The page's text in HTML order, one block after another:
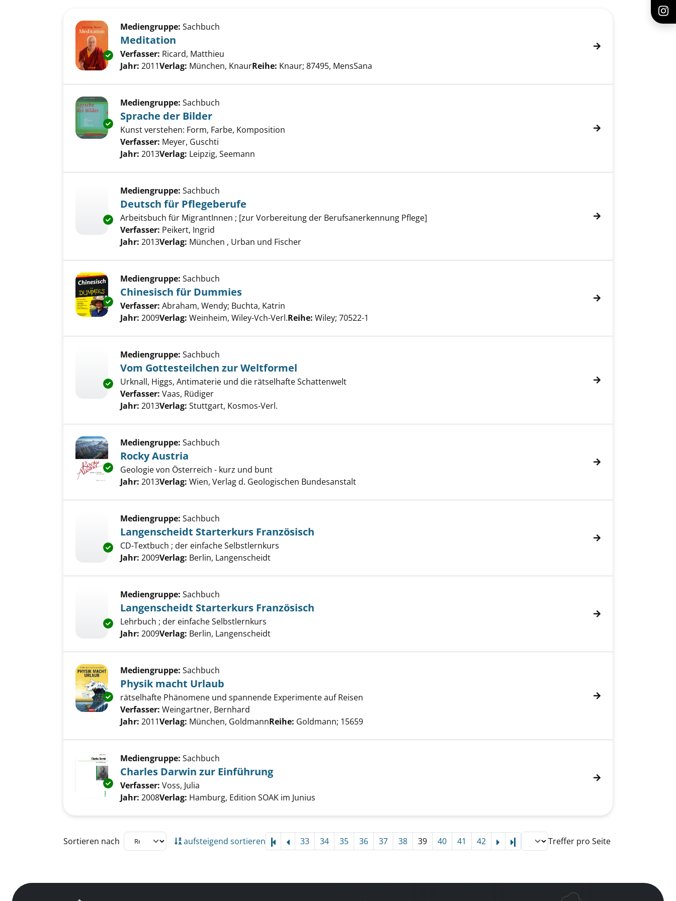
Exemplar-Details von Meditation anzeigen
Mediengruppe: Sachbuch
Meditation
Verfasser: Ricard, Matthieu
Jahr: 2011Verlag: München, KnaurReihe: Knaur; 87495, MensSana
Exemplar-Details von Sprache der Bilder anzeigen
Mediengruppe: Sachbuch
Sprache der Bilder
Kunst verstehen: Form, Farbe, Komposition
Verfasser: Meyer, Guschti
Jahr: 2013Verlag: Leipzig, Seemann
Exemplar-Details von Deutsch für Pflegeberufe anzeigen
Mediengruppe: Sachbuch
Deutsch für Pflegeberufe
Arbeitsbuch für MigrantInnen ; [zur Vorbereitung der Berufsanerkennung Pflege]
Verfasser: Peikert, Ingrid
Jahr: 2013Verlag: München , Urban und Fischer
Exemplar-Details von Chinesisch für Dummies anzeigen
Mediengruppe: Sachbuch
Chinesisch für Dummies
Verfasser: Abraham, Wendy; Buchta, Katrin
Jahr: 2009Verlag: Weinheim, Wiley-Vch-Verl.Reihe: Wiley; 70522-1
Exemplar-Details von Vom Gottesteilchen zur Weltformel anzeigen
Mediengruppe: Sachbuch
Vom Gottesteilchen zur Weltformel
Urknall, Higgs, Antimaterie und die rätselhafte Schattenwelt
Verfasser: Vaas, Rüdiger
Jahr: 2013Verlag: Stuttgart, Kosmos-Verl.
Exemplar-Details von Rocky Austria anzeigen
Mediengruppe: Sachbuch
Rocky Austria
Geologie von Österreich - kurz und bunt
Suche nach diesem Verfasser
Jahr: 2013Verlag: Wien, Verlag d. Geologischen Bundesanstalt
Exemplar-Details von Langenscheidt Starterkurs Französisch anzeigen
Mediengruppe: Sachbuch
Langenscheidt Starterkurs Französisch
CD-Textbuch ; der einfache Selbstlernkurs
Suche nach diesem Verfasser
Jahr: 2009Verlag: Berlin, Langenscheidt
Exemplar-Details von Langenscheidt Starterkurs Französisch anzeigen
Mediengruppe: Sachbuch
Langenscheidt Starterkurs Französisch
Lehrbuch ; der einfache Selbstlernkurs
Suche nach diesem Verfasser
Jahr: 2009Verlag: Berlin, Langenscheidt
Exemplar-Details von Physik macht Urlaub anzeigen
Mediengruppe: Sachbuch
Physik macht Urlaub
rätselhafte Phänomene und spannende Experimente auf Reisen
Verfasser: Weingartner, Bernhard
Jahr: 2011Verlag: München, GoldmannReihe: Goldmann; 15659
Exemplar-Details von Charles Darwin zur Einführung anzeigen
Mediengruppe: Sachbuch
Charles Darwin zur Einführung
Verfasser: Voss, Julia
Jahr: 2008Verlag: Hamburg, Edition SOAK im Junius
Zu den Suchfiltern springen
Sortieren nach aufsteigend sortieren 33 34 35 36 37 38 39 40 41 42 Letzte SeiteTreffer pro Seite